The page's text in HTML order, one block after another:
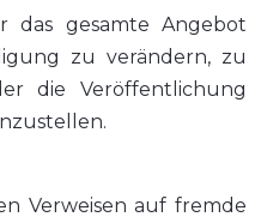
das gesamte Angebot
zu verändern, zu
die Veröffentlichung
Verweisen auf fremde